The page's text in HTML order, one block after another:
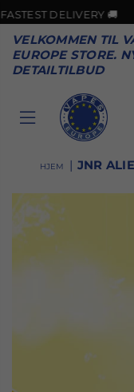
DELIVERY 🚚
VELKOMMEN TIL
EUROPE STORE.
DETAILTILBUD
VAPES
EUROPE
HJEM | JNR